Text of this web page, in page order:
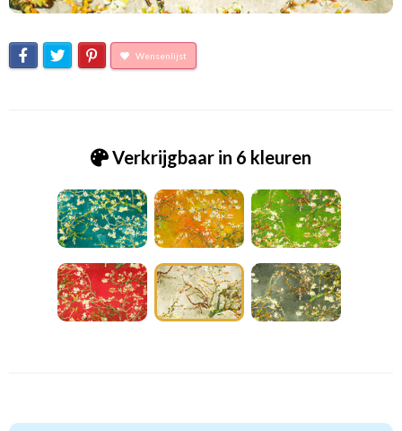
Wensenlijst
Verkrijgbaar in 6 kleuren
Vb_[E-3] Vincent van Gogh Almond Blossom kl.10 ecru